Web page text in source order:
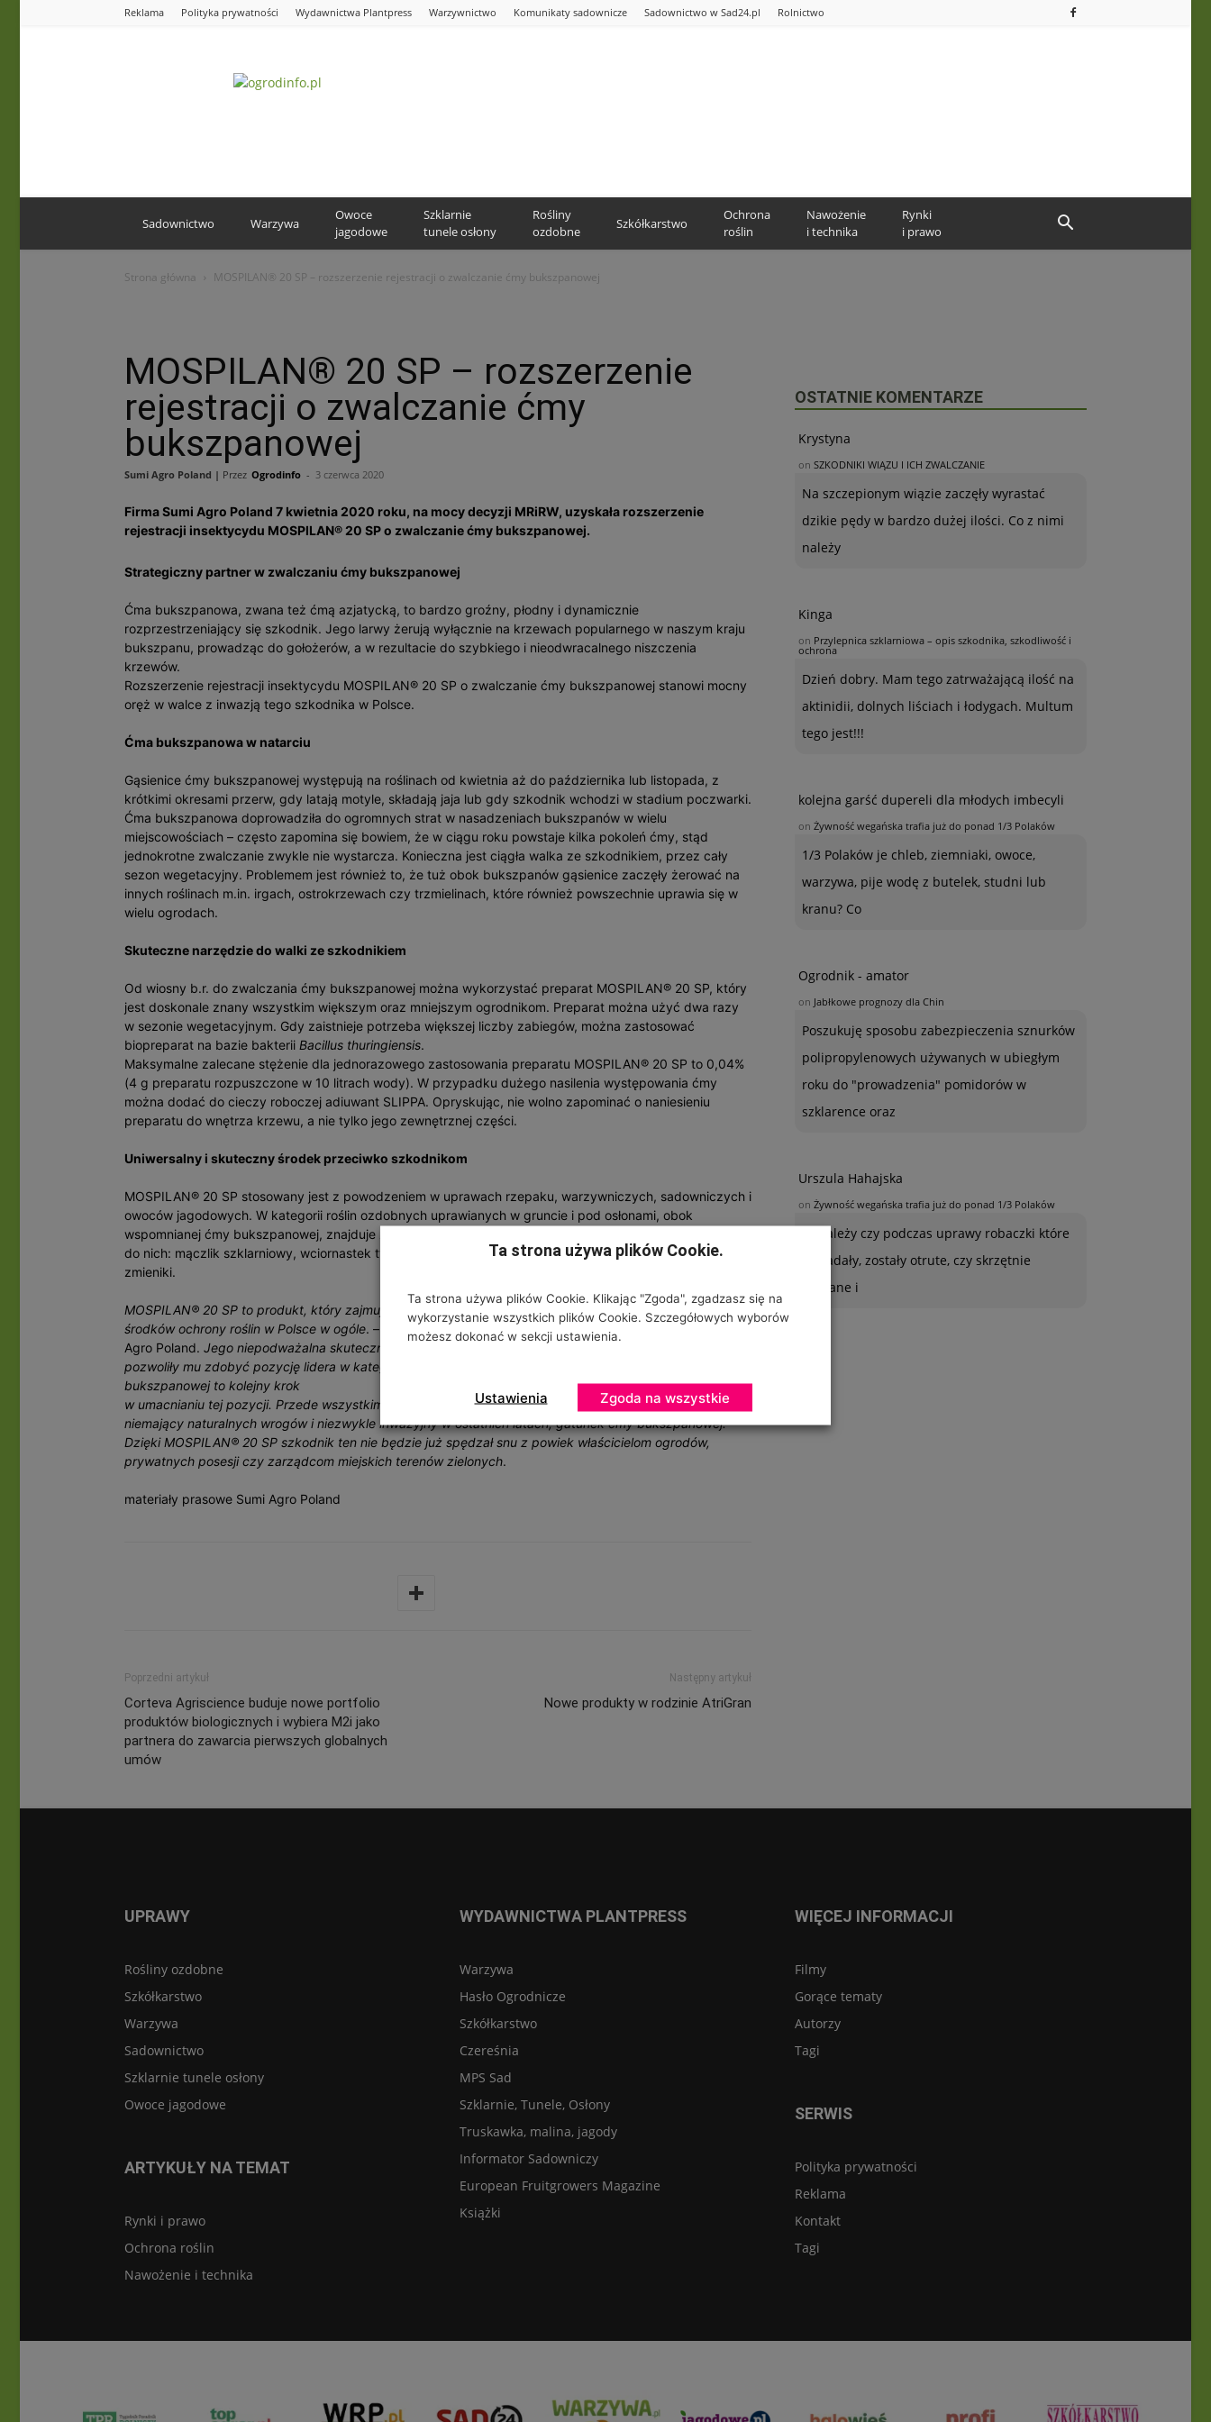
Reklama Polityka prywatności Wydawnictwa Plantpress Warzywnictwo Komunikaty sadownicze Sadownictwo w Sad24.pl Rolnictwo
Sadownictwo Warzywa
Owoce
jagodowe
Szklarnie
tunele osłony
Rośliny
ozdobne
Szkółkarstwo
Ochrona
roślin
Nawożenie
i technika
Rynki
i prawo
Strona główna MOSPILAN® 20 SP – rozszerzenie rejestracji o zwalczanie ćmy bukszpanowej
MOSPILAN® 20 SP – rozszerzenie
rejestracji o zwalczanie ćmy
bukszpanowej
Sumi Agro Poland | Przez Ogrodinfo - 3 czerwca 2020
Firma Sumi Agro Poland 7 kwietnia 2020 roku, na mocy decyzji MRiRW, uzyskała rozszerzenie
rejestracji insektycydu MOSPILAN® 20 SP o zwalczanie ćmy bukszpanowej.
Strategiczny partner w zwalczaniu ćmy bukszpanowej
Ćma bukszpanowa, zwana też ćmą azjatycką, to bardzo groźny, płodny i dynamicznie
rozprzestrzeniający się szkodnik. Jego larwy żerują wyłącznie na krzewach popularnego w naszym kraju
bukszpanu, prowadząc do gołożerów, a w rezultacie do szybkiego i nieodwracalnego niszczenia
krzewów.
Rozszerzenie rejestracji insektycydu MOSPILAN® 20 SP o zwalczanie ćmy bukszpanowej stanowi mocny
oręż w walce z inwazją tego szkodnika w Polsce.
Ćma bukszpanowa w natarciu
Gąsienice ćmy bukszpanowej występują na roślinach od kwietnia aż do października lub listopada, z
krótkimi okresami przerw, gdy latają motyle, składają jaja lub gdy szkodnik wchodzi w stadium poczwarki.
Ćma bukszpanowa doprowadziła do ogromnych strat w nasadzeniach bukszpanów w wielu
miejscowościach – często zapomina się bowiem, że w ciągu roku powstaje kilka pokoleń ćmy, stąd
jednokrotne zwalczanie zwykle nie wystarcza. Konieczna jest ciągła walka ze szkodnikiem, przez cały
sezon wegetacyjny. Problemem jest również to, że tuż obok bukszpanów gąsienice zaczęły żerować na
innych roślinach m.in. irgach, ostrokrzewach czy trzmielinach, które również powszechnie uprawia się w
wielu ogrodach.
Skuteczne narzędzie do walki ze szkodnikiem
Od wiosny b.r. do zwalczania ćmy bukszpanowej można wykorzystać preparat MOSPILAN® 20 SP, który
jest doskonale znany wszystkim większym oraz mniejszym ogrodnikom. Preparat można użyć dwa razy
w sezonie wegetacyjnym. Gdy zaistnieje potrzeba większej liczby zabiegów, można zastosować
biopreparat na bazie bakterii Bacillus thuringiensis.
Maksymalne zalecane stężenie dla jednorazowego zastosowania preparatu MOSPILAN® 20 SP to 0,04%
(4 g preparatu rozpuszczone w 10 litrach wody). W przypadku dużego nasilenia występowania ćmy
można dodać do cieczy roboczej adiuwant SLIPPA. Opryskując, nie wolno zapominać o naniesieniu
preparatu do wnętrza krzewu, a nie tylko jego zewnętrznej części.
Uniwersalny i skuteczny środek przeciwko szkodnikom
MOSPILAN® 20 SP stosowany jest z powodzeniem w uprawach rzepaku, warzywniczych, sadowniczych i
owoców jagodowych. W kategorii roślin ozdobnych uprawianych w gruncie i pod osłonami, obok
wspomnianej ćmy bukszpanowej, znajduje zastosowanie przeciwko licznym gatunkom agrofagów. Należą
do nich: mączlik szklarniowy, wciornastek tytoniowiec, wciornastek zachodni, miniarki, mszyce, czerwce,
zmieniki.
MOSPILAN® 20 SP to produkt, który zajmuje szczególne miejsce w ofercie naszej firmy i na rynku
środków ochrony roślin w Polsce w ogóle. – mówi Urszula Filipecka, dyrektor marketingu w firmie Sumi
Agro Poland. Jego niepodważalna skuteczność oraz szerokie spektrum działania to cechy, które
pozwoliły mu zdobyć pozycję lidera w kategorii insektycydów. Rozszerzenie rejestracji o zwalczanie ćmy
bukszpanowej to kolejny krok
w umacnianiu tej pozycji. Przede wszystkim jednak jest to odpowiedź na realny problem, jaki stanowi,
niemający naturalnych wrogów i niezwykle inwazyjny w ostatnich latach, gatunek ćmy bukszpanowej.
Dzięki MOSPILAN® 20 SP szkodnik ten nie będzie już spędzał snu z powiek właścicielom ogrodów,
prywatnych posesji czy zarządcom miejskich terenów zielonych.
materiały prasowe Sumi Agro Poland
Poprzedni artykuł
Corteva Agriscience buduje nowe portfolio
produktów biologicznych i wybiera M2i jako
partnera do zawarcia pierwszych globalnych
umów
Następny artykuł
Nowe produkty w rodzinie AtriGran
OSTATNIE KOMENTARZE
Krystyna
on SZKODNIKI WIĄZU I ICH ZWALCZANIE
Na szczepionym wiązie zaczęły wyrastać
dzikie pędy w bardzo dużej ilości. Co z nimi
należy
Kinga
on Przylepnica szklarniowa – opis szkodnika, szkodliwość i
ochrona
Dzień dobry. Mam tego zatrważającą ilość na
aktinidii, dolnych liściach i łodygach. Multum
tego jest!!!
kolejna garść dupereli dla młodych imbecyli
on Żywność wegańska trafia już do ponad 1/3 Polaków
1/3 Polaków je chleb, ziemniaki, owoce,
warzywa, pije wodę z butelek, studni lub
kranu? Co
Ogrodnik - amator
on Jabłkowe prognozy dla Chin
Poszukuję sposobu zabezpieczenia sznurków
polipropylenowych używanych w ubiegłym
roku do "prowadzenia" pomidorów w
szklarence oraz
Urszula Hahajska
on Żywność wegańska trafia już do ponad 1/3 Polaków
To zależy czy podczas uprawy robaczki które
ją zjadały, zostały otrute, czy skrzętnie
zebrane i
UPRAWY
Rośliny ozdobne
Szkółkarstwo
Warzywa
Sadownictwo
Szklarnie tunele osłony
Owoce jagodowe
ARTYKUŁY NA TEMAT
Rynki i prawo
Ochrona roślin
Nawożenie i technika
WYDAWNICTWA PLANTPRESS
Warzywa
Hasło Ogrodnicze
Szkółkarstwo
Czereśnia
MPS Sad
Szklarnie, Tunele, Osłony
Truskawka, malina, jagody
Informator Sadowniczy
European Fruitgrowers Magazine
Książki
WIĘCEJ INFORMACJI
Filmy
Gorące tematy
Autorzy
Tagi
SERWIS
Polityka prywatności
Reklama
Kontakt
Tagi
Ta strona używa plików Cookie.
Ta strona używa plików Cookie. Klikając "Zgoda", zgadzasz się na
wykorzystanie wszystkich plików Cookie. Szczegółowych wyborów
możesz dokonać w sekcji ustawienia.
Ustawienia Zgoda na wszystkie